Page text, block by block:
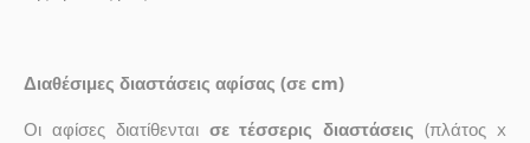
Διαθέσιμες διαστάσεις αφίσας (σε cm)
Οι αφίσες διατίθενται σε τέσσερις διαστάσεις (πλάτος x